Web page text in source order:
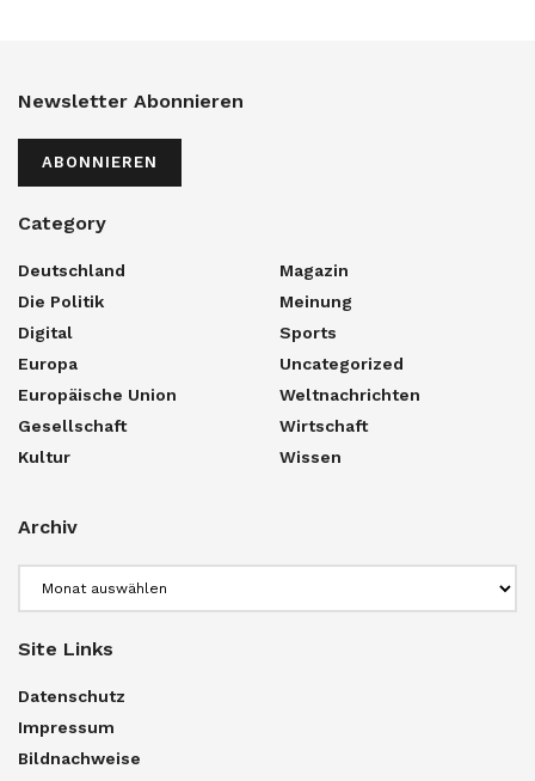
Newsletter Abonnieren
ABONNIEREN
Category
Deutschland
Die Politik
Digital
Europa
Europäische Union
Gesellschaft
Kultur
Magazin
Meinung
Sports
Uncategorized
Weltnachrichten
Wirtschaft
Wissen
Archiv
Site Links
Datenschutz
Impressum
Bildnachweise